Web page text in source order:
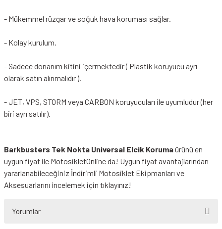
- Mükemmel rüzgar ve soğuk hava koruması sağlar.
- Kolay kurulum.
- Sadece donanım kitini içermektedir ( Plastik koruyucu ayrı
olarak satın alınmalıdır ).
- JET, VPS, STORM veya CARBON koruyucuları ile uyumludur (her
biri ayrı satılır).
Barkbusters Tek Nokta Universal Elcik Korumaürünü en
uygun fiyat ile MotosikletOnline da! Uygun fiyat avantajlarından
yararlanabileceğiniz İndirimli Motosiklet Ekipmanları ve
Aksesuarlarını incelemek için tıklayınız!
Yorumlar